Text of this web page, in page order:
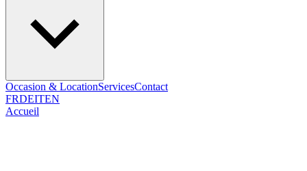
Occasion & LocationServicesContact
FRDEITEN
Accueil